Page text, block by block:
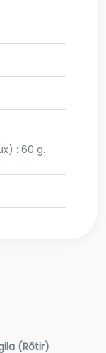
: 60 g.
(Rôtir)